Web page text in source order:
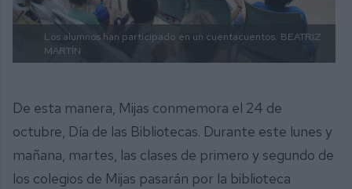
Los alumnos han participado en un cuentacuentos. BEATRIZ
MARTÍN
De esta manera, Mijas conmemora el 24 de
octubre, Día de las Bibliotecas. Durante este lunes y
mañana, martes, las clases de primero y segundo de
los colegios de Mijas pasarán por la biblioteca